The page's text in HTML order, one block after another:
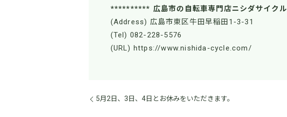
********** 広島市の自転車専門店ニシダサイク
(Address) 広島市東区牛田早稲田1-3-31
(Tel) 082-228-5576
(URL) https://www.nishida-cycle.com/
5月2日、3日、4日とお休みをいただきます。